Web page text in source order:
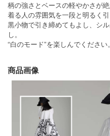
柄の強さとベースの軽やかさが絶
着る人の雰囲気を一段と明るく
黒小物で引き締めてもよし、シ
し。
“白のモード”を楽しんでください。
商品画像